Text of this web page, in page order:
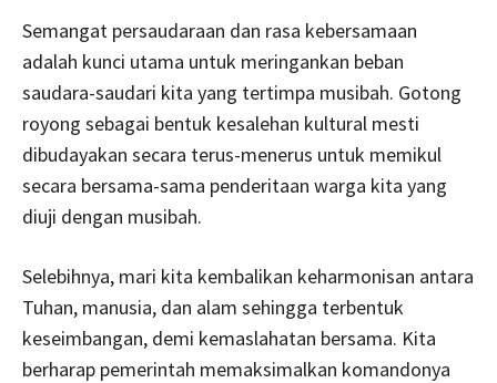
Semangat persaudaraan dan rasa kebersamaan
adalah kunci utama untuk meringankan beban
saudara-saudari kita yang tertimpa musibah. Gotong
royong sebagai bentuk kesalehan kultural mesti
dibudayakan secara terus-menerus untuk memikul
secara bersama-sama penderitaan warga kita yang
diuji dengan musibah.
Selebihnya, mari kita kembalikan keharmonisan antara
Tuhan, manusia, dan alam sehingga terbentuk
keseimbangan, demi kemaslahatan bersama. Kita
berharap pemerintah memaksimalkan komandonya